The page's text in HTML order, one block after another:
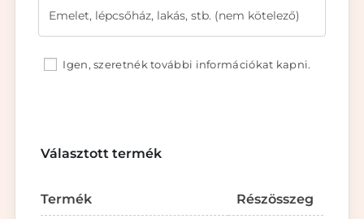
Igen, szeretnék további információkat kapni.
Választott termék
Termék Részösszeg